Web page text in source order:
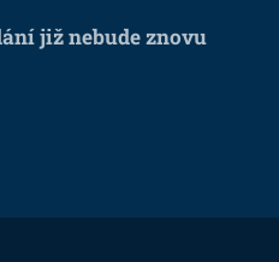
již nebude znovu